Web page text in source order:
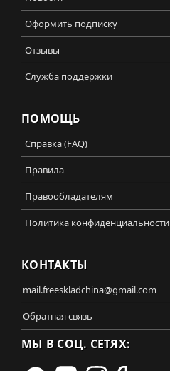
Оформить подписку
Отзывы
Служба поддержки
ПОМОЩЬ
Справка (FAQ)
Правила
Правообладателям
Политика конфиденциальности
КОНТАКТЫ
mail.freeskladchina@gmail.com
Обратная связь
МЫ В СОЦ. СЕТЯХ: